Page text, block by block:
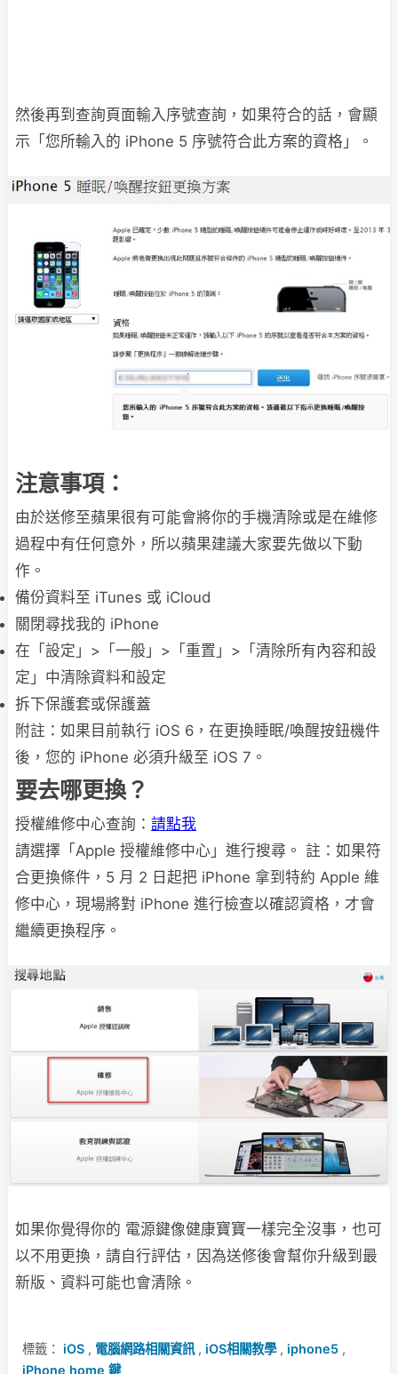
然後再到查詢頁面輸入序號查詢，如果符合的話，會顯
示「您所輸入的 iPhone 5 序號符合此方案的資格」。
注意事項：
由於送修至蘋果很有可能會將你的手機清除或是在維修
過程中有任何意外，所以蘋果建議大家要先做以下動
作。
備份資料至 iTunes 或 iCloud
關閉尋找我的 iPhone
在「設定」>「一般」>「重置」>「清除所有內容和設
定」中清除資料和設定
拆下保護套或保護蓋
附註：如果目前執行 iOS 6，在更換睡眠/喚醒按鈕機件
後，您的 iPhone 必須升級至 iOS 7。
要去哪更換？
授權維修中心查詢： 請點我
請選擇「Apple 授權維修中心」進行搜尋。 註：如果符
合更換條件，5 月 2 日起把 iPhone 拿到特約 Apple 維
修中心，現場將對 iPhone 進行檢查以確認資格，才會
繼續更換程序。
如果你覺得你的 電源鍵像健康寶寶一樣完全沒事，也可
以不用更換，請自行評估，因為送修後會幫你升級到最
新版、資料可能也會清除。
標籤： iOS , 電腦網路相關資訊, iOS相關教學, iphone5 ,
iPhone home 鍵